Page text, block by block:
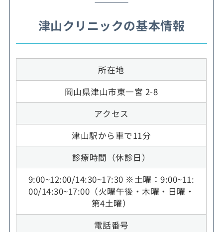
津山クリニックの基本情報
所在地
岡山県津山市東一宮 2-8
アクセス
津山駅から車で11分
診療時間（休診日）
9:00~12:00/14:30~17:30 ※土曜：9:00~11:
00/14:30~17:00（火曜午後・木曜・日曜・
第4土曜）
電話番号